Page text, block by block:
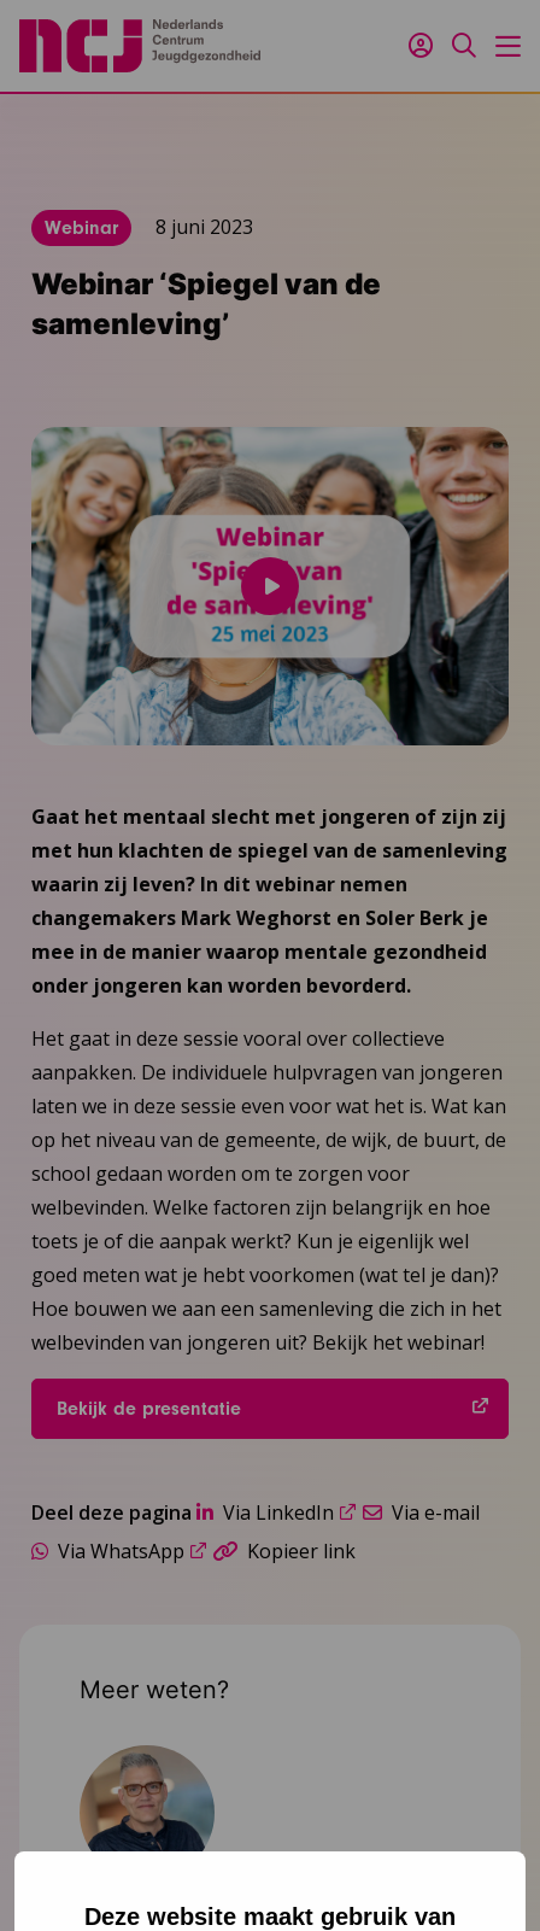
Deze website maakt gebruik van
Inloggen
Zoeken
Webinar 8 juni 2023
Webinar ‘Spiegel van de
samenleving’
Speel
video
af
Gaat het mentaal slecht met jongeren of zijn zij
met hun klachten de spiegel van de samenleving
waarin zij leven? In dit webinar nemen
changemakers Mark Weghorst en Soler Berk je
mee in de manier waarop mentale gezondheid
onder jongeren kan worden bevorderd.
Het gaat in deze sessie vooral over collectieve
aanpakken. De individuele hulpvragen van jongeren
laten we in deze sessie even voor wat het is. Wat kan
op het niveau van de gemeente, de wijk, de buurt, de
school gedaan worden om te zorgen voor
welbevinden. Welke factoren zijn belangrijk en hoe
toets je of die aanpak werkt? Kun je eigenlijk wel
goed meten wat je hebt voorkomen (wat tel je dan)?
Hoe bouwen we aan een samenleving die zich in het
welbevinden van jongeren uit? Bekijk het webinar!
Bekijk de presentatie
Deel deze pagina Via LinkedIn
Via e-mail
Via WhatsApp
Kopieer link
Meer weten?
Mark Weghorst